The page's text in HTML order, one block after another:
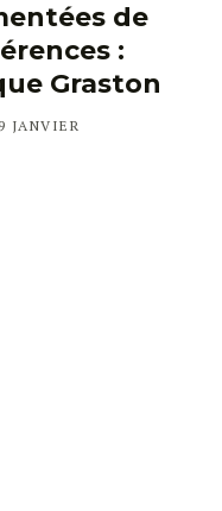
de
:
Graston
JANVIER